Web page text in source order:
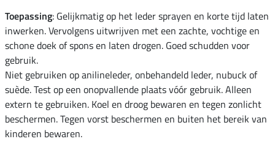
Toepassing: Gelijkmatig op het leder sprayen en korte tijd laten
inwerken. Vervolgens uitwrijven met een zachte, vochtige en
schone doek of spons en laten drogen. Goed schudden voor
gebruik.
Niet gebruiken op anilineleder, onbehandeld leder, nubuck of
suède. Test op een onopvallende plaats vóór gebruik. Alleen
extern te gebruiken. Koel en droog bewaren en tegen zonlicht
beschermen. Tegen vorst beschermen en buiten het bereik van
kinderen bewaren.